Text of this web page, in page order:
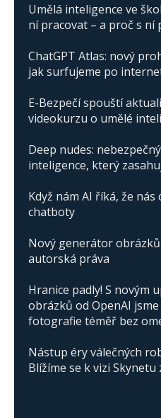
Umělá inteligence ve
ní pracovat – a proč s
ChatGPT Atlas: nový
jak surfujeme po
E-Bezpečí spouští
videokurzu o umělé
Deep nudes:
inteligence, který
Když nám AI říká, že
chatboty
Nový generátor
autorská práva
Hranice padly! S novým
obrázků od OpenAI
fotografie téměř bez
Nástup éry válečných
Blížíme se k vizi